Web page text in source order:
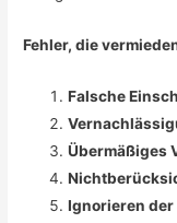
Fehler, die
Falsche
Übermäßiges
Ignorieren